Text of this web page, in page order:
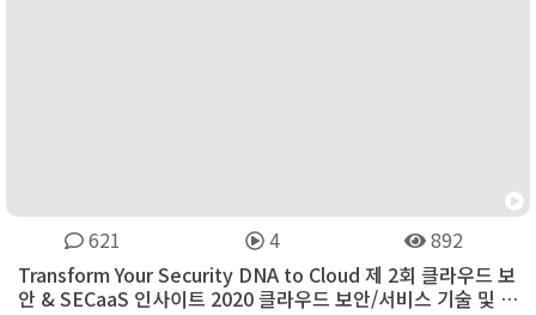
621 4
892
Transform Your Security DNA to Cloud 제 2회 클라우드 보
안 & SECaaS 인사이트 2020 클라우드 보안/서비스 기술 및 시